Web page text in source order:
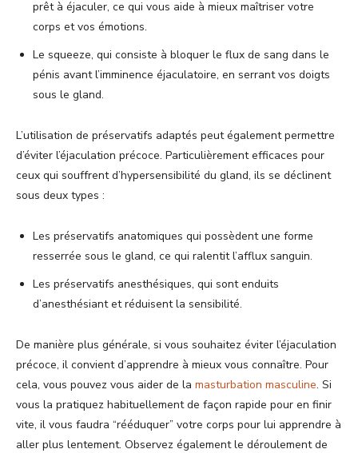
prêt à éjaculer, ce qui vous aide à mieux maîtriser votre
corps et vos émotions.
Le squeeze, qui consiste à bloquer le flux de sang dans le
pénis avant l’imminence éjaculatoire, en serrant vos doigts
sous le gland.
L’utilisation de préservatifs adaptés peut également permettre
d’éviter l’éjaculation précoce. Particulièrement efficaces pour
ceux qui souffrent d’hypersensibilité du gland, ils se déclinent
sous deux types :
Les préservatifs anatomiques qui possèdent une forme
resserrée sous le gland, ce qui ralentit l’afflux sanguin.
Les préservatifs anesthésiques, qui sont enduits
d’anesthésiant et réduisent la sensibilité.
De manière plus générale, si vous souhaitez éviter l’éjaculation
précoce, il convient d’apprendre à mieux vous connaître. Pour
cela, vous pouvez vous aider de la masturbation masculine. Si
vous la pratiquez habituellement de façon rapide pour en finir
vite, il vous faudra “rééduquer” votre corps pour lui apprendre à
aller plus lentement. Observez également le déroulement de